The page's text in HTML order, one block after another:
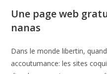
Une page web
nanas
Dans le monde libertin,
accoutumance: les sites